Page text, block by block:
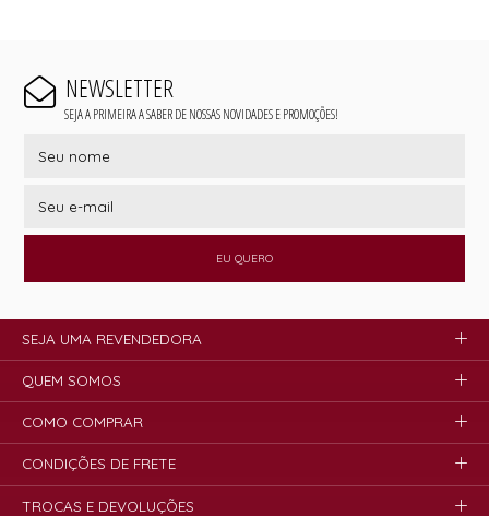
NEWSLETTER
SEJA A PRIMEIRA A SABER DE NOSSAS NOVIDADES E PROMOÇÕES!
EU QUERO
SEJA UMA REVENDEDORA
QUEM SOMOS
COMO COMPRAR
CONDIÇÕES DE FRETE
TROCAS E DEVOLUÇÕES